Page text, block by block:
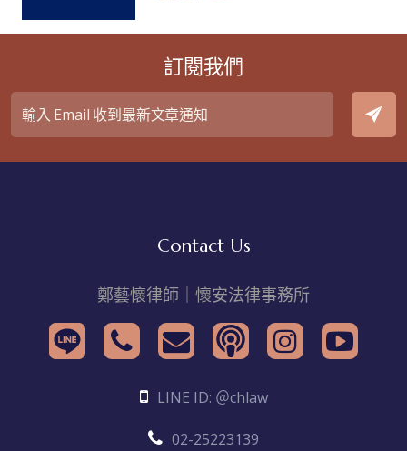
訂閱我們
Contact Us
鄭藝懷律師｜懷安法律事務所
LINE ID: ＠chlaw
02-25223139